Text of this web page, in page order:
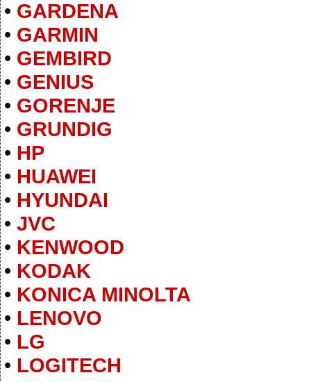
• GARDENA
• GARMIN
• GEMBIRD
• GENIUS
• GORENJE
• GRUNDIG
• HP
• HUAWEI
• HYUNDAI
• JVC
• KENWOOD
• KODAK
• KONICA MINOLTA
• LENOVO
• LG
• LOGITECH